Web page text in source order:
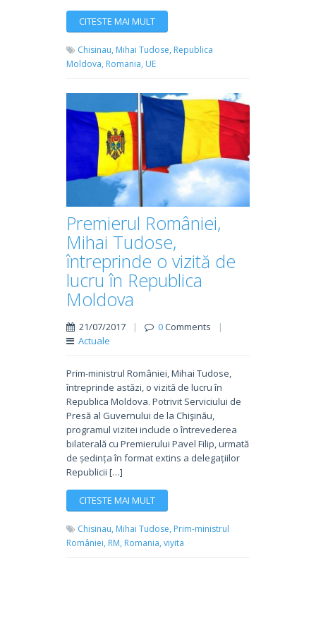
CITESTE MAI MULT
Chisinau, Mihai Tudose, Republica
Moldova, Romania, UE
Premierul României,
Mihai Tudose,
întreprinde o vizită de
lucru în Republica
Moldova
21/07/2017 | 0Comments
|
Actuale
Prim-ministrul României, Mihai Tudose,
întreprinde astăzi, o vizită de lucru în
Republica Moldova. Potrivit Serviciului de
Presă al Guvernului de la Chişinău,
programul vizitei include o întrevederea
bilaterală cu Premierului Pavel Filip, urmată
de ședința în format extins a delegațiilor
Republicii […]
CITESTE MAI MULT
Chisinau, Mihai Tudose, Prim-ministrul
României, RM, Romania, viyita